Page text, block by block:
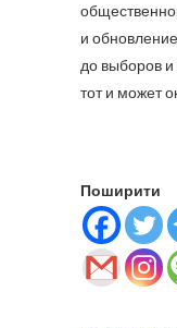
и
до выборов
тот и может
Поширити